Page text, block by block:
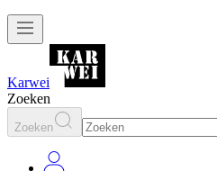
Karwei
Zoeken
Zoeken